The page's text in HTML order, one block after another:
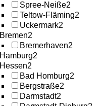
Spree-Neiße2
Teltow-Fläming2
Uckermark2
Bremen2
Bremerhaven2
Hamburg2
Hessen2
Bad Homburg2
Bergstraße2
Darmstadt2